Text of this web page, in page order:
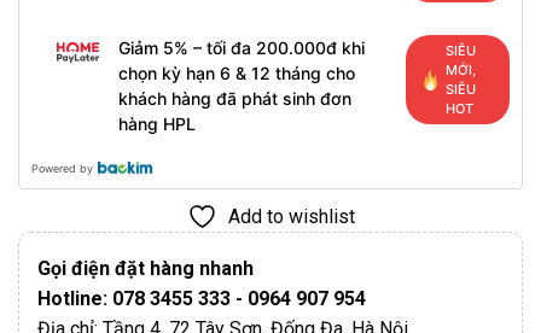
Giảm 5% – tối đa 200.000đ khi
chọn kỳ hạn 6 & 12 tháng cho
khách hàng đã phát sinh đơn
hàng HPL
SIÊU
MỚI,
SIÊU
HOT
Powered by
Add to wishlist
Gọi điện đặt hàng nhanh
Hotline: 078 3455 333 - 0964 907 954